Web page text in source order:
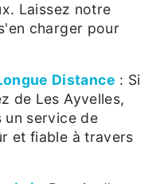
Laissez notre
charger pour
Distance : Si
de Les Ayvelles,
un service de
et fiable à travers